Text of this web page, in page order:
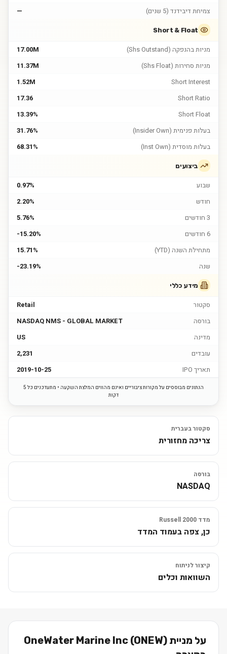
צמיחת דיבידנד (5 שנים)
—
Short & Float
מניות בהנפקה (Shs Outstand)
17.00M
מניות סחירות (Shs Float)
11.37M
Short Interest
1.52M
Short Ratio
17.36
Short Float
13.39%
בעלות פנימית (Insider Own)
31.76%
בעלות מוסדית (Inst Own)
68.31%
ביצועים
שבוע
0.97%
חודש
2.20%
3 חודשים
5.76%
6 חודשים
-15.20%
מתחילת השנה (YTD)
15.71%
שנה
-23.19%
מידע כללי
סקטור
Retail
בורסה
NASDAQ NMS - GLOBAL MARKET
מדינה
US
עובדים
2,231
תאריך IPO
2019-10-25
הנתונים מבוססים על מקורות ציבוריים ואינם מהווים המלצת השקעה • מתעדכנים כל 5
דקות
סקטור בעברית
צריכה מחזורית
בורסה
NASDAQ
מדד Russell 2000
כן, צפה בעמוד המדד
קיצור לניתוח
השוואות וכלים
על מניית OneWater Marine Inc (ONEW)